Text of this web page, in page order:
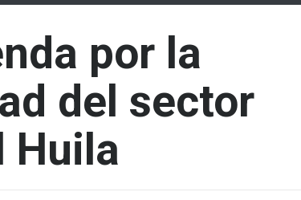
por la
del sector
Huila